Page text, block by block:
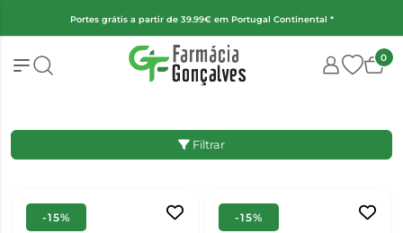
(Exceto fraldas, alimentação infantil e encomendas superiores a 2kg)
0
Filtrar
-15% -15%